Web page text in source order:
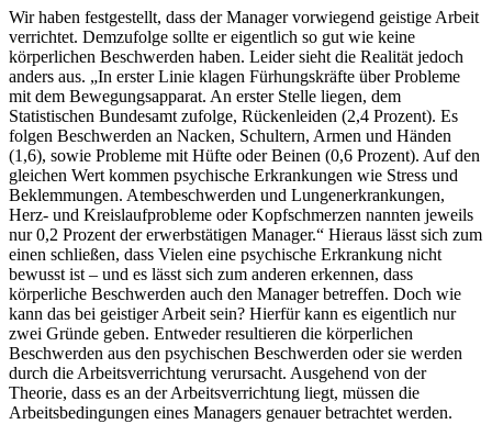
Wir haben festgestellt, dass der Manager vorwiegend geistige Arbeit
verrichtet. Demzufolge sollte er eigentlich so gut wie keine
körperlichen Beschwerden haben. Leider sieht die Realität jedoch
anders aus. „In erster Linie klagen Fürhungskräfte über Probleme
mit dem Bewegungsapparat. An erster Stelle liegen, dem
Statistischen Bundesamt zufolge, Rückenleiden (2,4 Prozent). Es
folgen Beschwerden an Nacken, Schultern, Armen und Händen
(1,6), sowie Probleme mit Hüfte oder Beinen (0,6 Prozent). Auf den
gleichen Wert kommen psychische Erkrankungen wie Stress und
Beklemmungen. Atembeschwerden und Lungenerkrankungen,
Herz- und Kreislaufprobleme oder Kopfschmerzen nannten jeweils
nur 0,2 Prozent der erwerbstätigen Manager.“ Hieraus lässt sich zum
einen schließen, dass Vielen eine psychische Erkrankung nicht
bewusst ist – und es lässt sich zum anderen erkennen, dass
körperliche Beschwerden auch den Manager betreffen. Doch wie
kann das bei geistiger Arbeit sein? Hierfür kann es eigentlich nur
zwei Gründe geben. Entweder resultieren die körperlichen
Beschwerden aus den psychischen Beschwerden oder sie werden
durch die Arbeitsverrichtung verursacht. Ausgehend von der
Theorie, dass es an der Arbeitsverrichtung liegt, müssen die
Arbeitsbedingungen eines Managers genauer betrachtet werden.